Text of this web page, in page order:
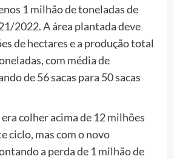
1 milhão de toneladas de
2022. A área plantada deve
de hectares e a produção total
com média de
de 56 sacas para 50 sacas
colher acima de 12 milhões
ciclo, mas com o novo
a perda de 1 milhão de